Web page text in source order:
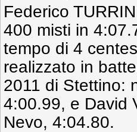
Federico
400 misti in
tempo di 4
realizzato in
2011 di Stettino:
4:00.99, e David
Nevo, 4:04.80.